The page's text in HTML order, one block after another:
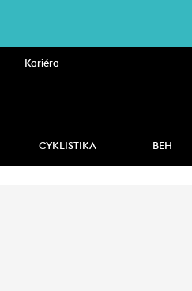
Kariéra
CYKLISTIKA BEH